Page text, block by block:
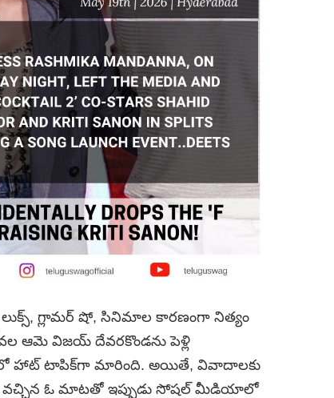
లుక్స్, గ్లామర్ షో, సినిమాల కారణంగా నిత్యం
ఆమె విజయ్ దేవరకొండను పెళ్లి
హాట్ టాపిక్‌గా మారింది. అయితే, వివాదాలకు
వచ్చిన ఓ మాటతో ఇప్పుడు సోషల్ మీడియాలో